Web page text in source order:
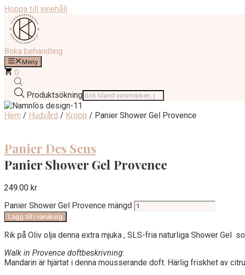
Hoppa till innehåll
Boka behandling
Meny
0
Produktsökning
Hem / Hudvård / Kropp / Panier Shower Gel Provence
Panier Des Sens
Panier Shower Gel Provence
249.00 kr
Panier Shower Gel Provence mängd
Lägg till i varukorg
Rik på Oliv olja denna extra mjuka , SLS-fria naturliga Shower Gel
Walk in Provence doftbeskrivning:
Mandarin är hjärtat i denna mousserande doft. Härlig friskhet av